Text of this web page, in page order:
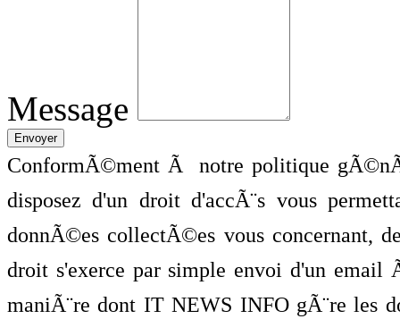
Message
ConformÃ©ment Ã notre politique
disposez d'un droit d'accÃ¨s vous
donnÃ©es collectÃ©es vous concernant,
droit s'exerce par simple envoi d'un
maniÃ¨re dont IT NEWS INFO gÃ¨re les